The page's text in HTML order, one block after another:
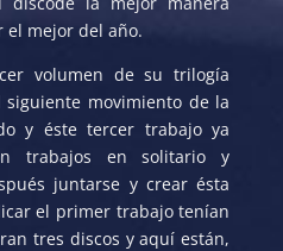
el mejor del año.
volumen de su trilogía
movimiento de la
y éste tercer trabajo ya
trabajos en solitario y
juntarse y crear ésta
el primer trabajo tenían
tres discos y aquí están,